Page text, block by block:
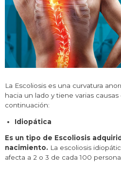
La Escoliosis es una curvatura
hacia un lado y tiene varias
continuación:
Idiopática
Es un tipo de Escoliosis
nacimiento. La escoliosis
afecta a 2 o 3 de cada 100